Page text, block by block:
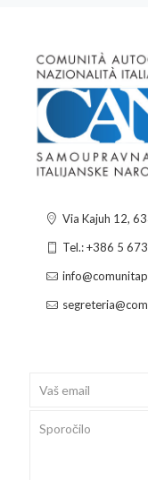
Via Kajuh 12,
Tel.: +386 5